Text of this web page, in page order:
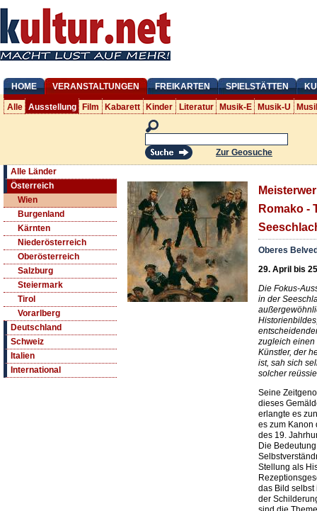
HOME VERANSTALTUNGEN FREIKARTEN SPIELSTÄTTEN
Alle Ausstellung Film Kabarett Kinder Literatur Musik-E Musik-U
Zur Geosuche
Alle Länder
Österreich
Wien
Burgenland
Kärnten
Niederösterreich
Oberösterreich
Salzburg
Steiermark
Tirol
Vorarlberg
Deutschland
Schweiz
Italien
International
Romako -
Oberes
29. April bis
Die Fokus-
in der
zugleich einen
Künstler, der
ist, sah sich
solcher
Seine
dieses
erlangte es
es zum Kanon
des 19.
Die
Stellung als
das Bild selbst
der